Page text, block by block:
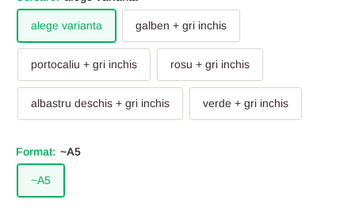
alege varianta galben + gri inchis
portocaliu + gri inchis rosu + gri inchis
albastru deschis + gri inchis verde + gri inchis
Format: ~A5
~A5